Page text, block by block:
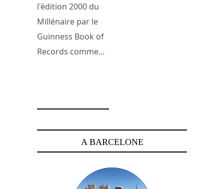
l'édition 2000 du
Millénaire par le
Guinness Book of
Records comme...
A BARCELONE